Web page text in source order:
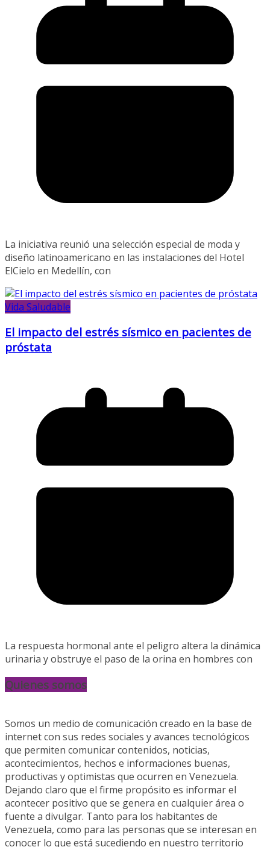
La iniciativa reunió una selección especial de moda y
diseño latinoamericano en las instalaciones del Hotel
ElCielo en Medellín, con
Vida Saludable
El impacto del estrés sísmico en pacientes de
próstata
La respuesta hormonal ante el peligro altera la dinámica
urinaria y obstruye el paso de la orina en hombres con
Quienes somos
Somos un medio de comunicación creado en la base de
internet con sus redes sociales y avances tecnológicos
que permiten comunicar contenidos, noticias,
acontecimientos, hechos e informaciones buenas,
productivas y optimistas que ocurren en Venezuela.
Dejando claro que el firme propósito es informar el
acontecer positivo que se genera en cualquier área o
fuente a divulgar. Tanto para los habitantes de
Venezuela, como para las personas que se interesan en
conocer lo que está sucediendo en nuestro territorio